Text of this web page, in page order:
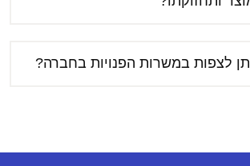
לצפות במשרות הפנויות בחברה?